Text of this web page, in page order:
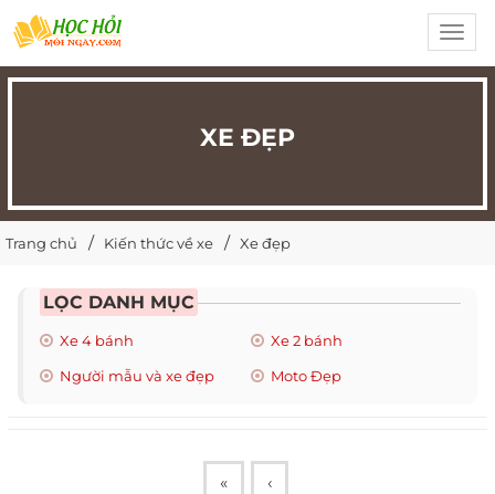
XE ĐẸP
Trang chủ Kiến thức về xe Xe đẹp
LỌC DANH MỤC
Xe 4 bánh
Xe 2 bánh
Người mẫu và xe đẹp
Moto Đẹp
« ‹